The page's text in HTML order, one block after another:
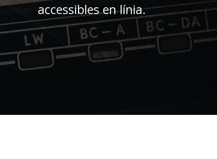
accessibles en línia.